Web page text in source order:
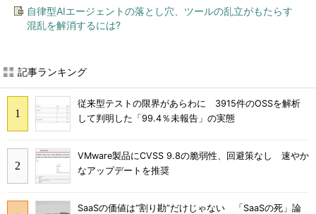
自律型AIエージェントの落とし穴、ツールの乱立がもたらす
混乱を解消するには?
記事ランキング
従来型テストの限界があらわに 3915件のOSSを解析
して判明した「99.4％未報告」の実態
VMware製品にCVSS 9.8の脆弱性、回避策なし 速やか
なアップデートを推奨
SaaSの価値は“割り勘”だけじゃない 「SaaSの死」論